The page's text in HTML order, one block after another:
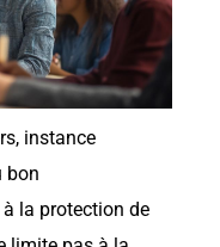
instance
bon
la protection de